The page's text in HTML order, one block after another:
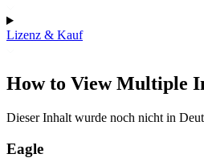
Lizenz & Kauf
How to View Multiple
Dieser Inhalt wurde noch nicht in
Eagle